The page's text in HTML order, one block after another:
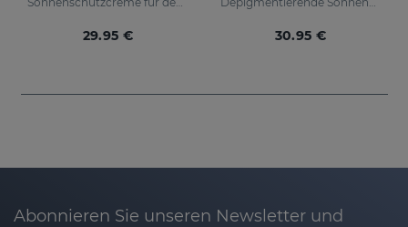
29.95 € 30.95 €
Abonnieren Sie unseren Newsletter und